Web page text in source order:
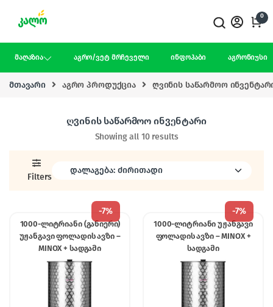
0
მაღაზია აგრო/ვეტ მრჩეველი ინფოჰაბი აგრონიუსი
მთავარი აგრო პროდუქცია ღვინის საწარმოო
ღვინის საწარმოო ინვენტარი
Showing all 10 results
Filters
-7%
1000-ლიტრიანი (განიერი)
უჟანგავი ფოლადის ავზი –
MINOX + სადგამი
-7%
1000-ლიტრიანი უჟანგავი
ფოლადის ავზი – MINOX +
სადგამი